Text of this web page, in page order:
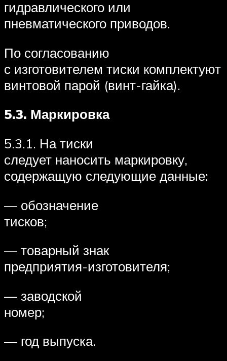
гидравлического или
пневматического приводов.
По согласованию
с изготовителем тиски комплектуют
винтовой парой (винт-гайка).
5.3. Маркировка
5.3.1. На тиски
следует наносить маркировку,
содержащую следующие данные:
— обозначение
тисков;
— товарный знак
предприятия-изготовителя;
— заводской
номер;
— год выпуска.